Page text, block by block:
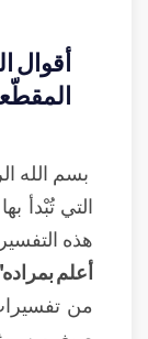
أقوال
بسم الله
التي تُبْدأ
هذه
أعلم
من